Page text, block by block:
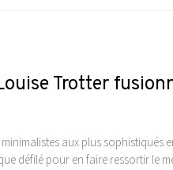
Trotter
minimalistes aux plus
défilé pour en faire ressortir le